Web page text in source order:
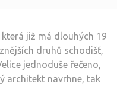
již má dlouhých 19
druhů schodišť,
jednoduše řečeno,
architekt navrhne, tak